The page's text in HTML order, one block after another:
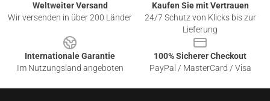
Weltweiter Versand
Wir versenden in über 200 Länder
Kaufen Sie mit Vertrauen
24/7 Schutz von Klicks bis zur
Lieferung
Internationale Garantie
Im Nutzungsland angeboten
100% Sicherer Checkout
PayPal / MasterCard / Visa